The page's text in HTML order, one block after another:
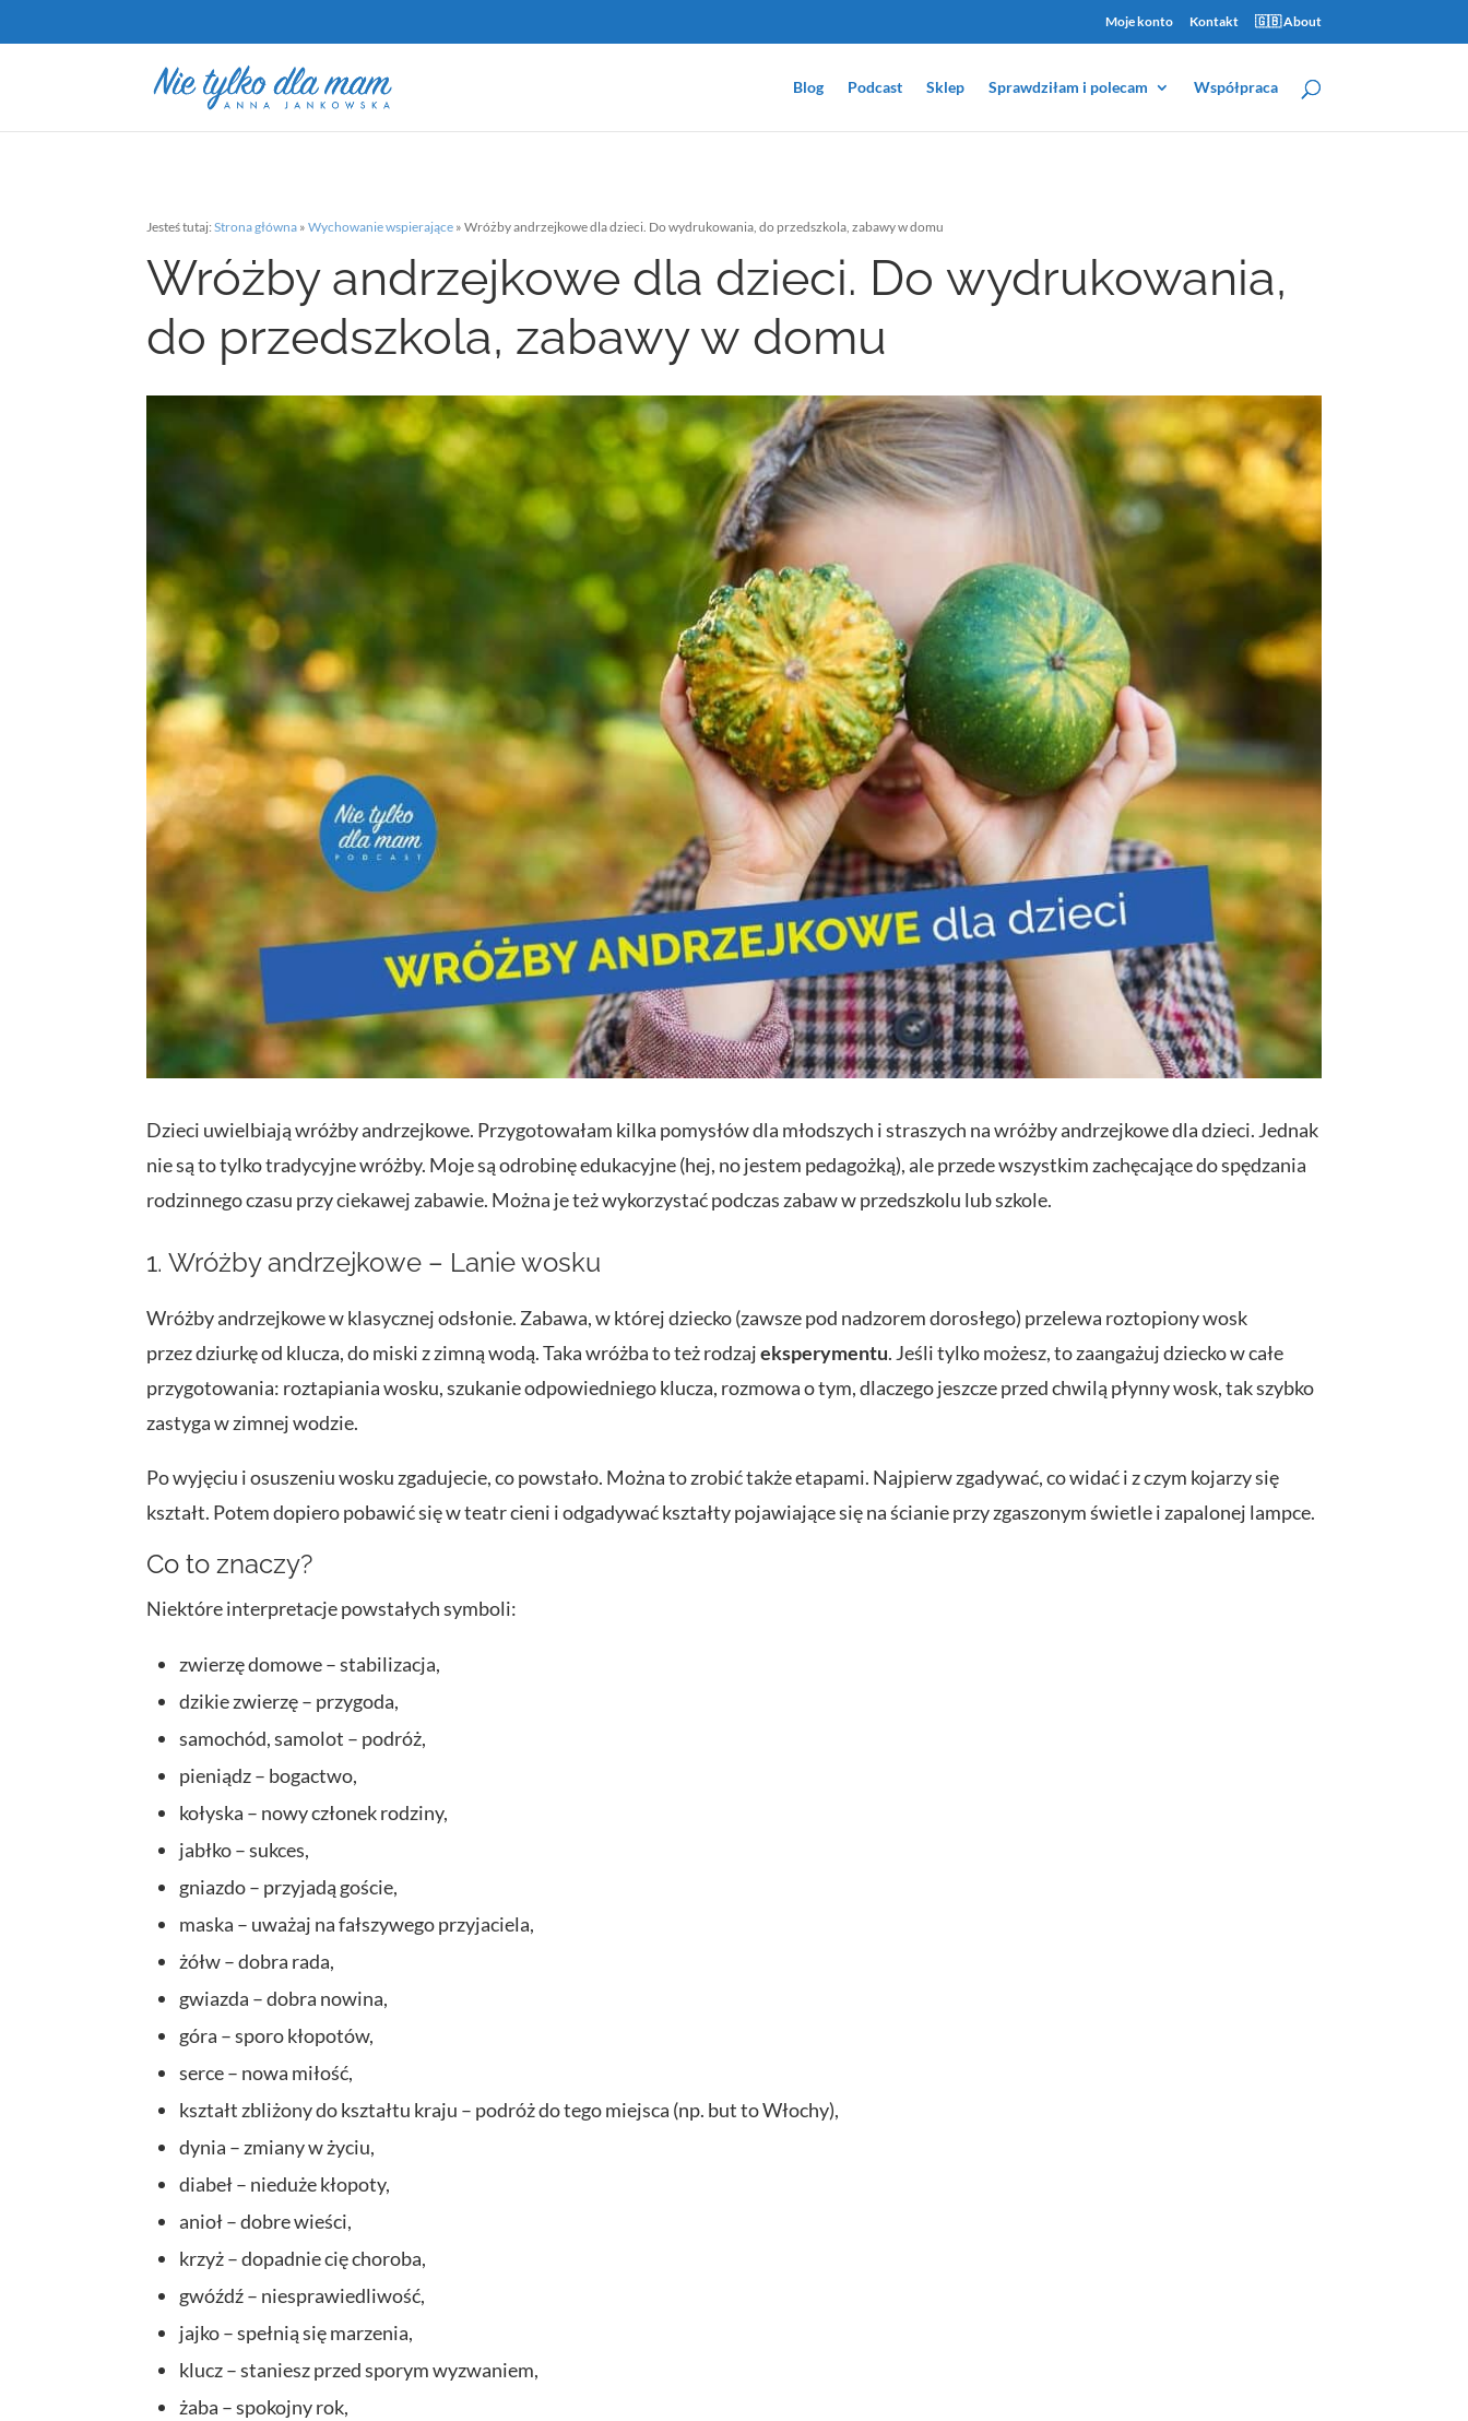
Moje konto Kontakt 🇬🇧 About
Blog Podcast Sklep Sprawdziłam i polecam Współpraca
Jesteś tutaj:Strona główna »Wychowanie wspierające »Wróżby andrzejkowe dla dzieci. Do wydrukowania, do przedszkola, zabawy w domu
Wróżby andrzejkowe dla dzieci. Do wydrukowania,
do przedszkola, zabawy w domu
Dzieci uwielbiają wróżby andrzejkowe. Przygotowałam kilka pomysłów dla młodszych i straszych na wróżby andrzejkowe dla dzieci. Jednak
nie są to tylko tradycyjne wróżby. Moje są odrobinę edukacyjne (hej, no jestem pedagożką), ale przede wszystkim zachęcające do spędzania
rodzinnego czasu przy ciekawej zabawie. Można je też wykorzystać podczas zabaw w przedszkolu lub szkole.
1. Wróżby andrzejkowe – Lanie wosku
Wróżby andrzejkowe w klasycznej odsłonie. Zabawa, w której dziecko (zawsze pod nadzorem dorosłego) przelewa roztopiony wosk
przez dziurkę od klucza, do miski z zimną wodą. Taka wróżba to też rodzajeksperymentu. Jeśli tylko możesz, to zaangażuj dziecko w całe
przygotowania: roztapiania wosku, szukanie odpowiedniego klucza, rozmowa o tym, dlaczego jeszcze przed chwilą płynny wosk, tak szybko
zastyga w zimnej wodzie.
Po wyjęciu i osuszeniu wosku zgadujecie, co powstało. Można to zrobić także etapami. Najpierw zgadywać, co widać i z czym kojarzy się
kształt. Potem dopiero pobawić się w teatr cieni i odgadywać kształty pojawiające się na ścianie przy zgaszonym świetle i zapalonej lampce.
Co to znaczy?
Niektóre interpretacje powstałych symboli:
zwierzę domowe – stabilizacja,
dzikie zwierzę – przygoda,
samochód, samolot – podróż,
pieniądz – bogactwo,
kołyska – nowy członek rodziny,
jabłko – sukces,
gniazdo – przyjadą goście,
maska – uważaj na fałszywego przyjaciela,
żółw – dobra rada,
gwiazda – dobra nowina,
góra – sporo kłopotów,
serce – nowa miłość,
kształt zbliżony do kształtu kraju – podróż do tego miejsca (np. but to Włochy),
dynia – zmiany w życiu,
diabeł – nieduże kłopoty,
anioł – dobre wieści,
krzyż – dopadnie cię choroba,
gwóźdź – niesprawiedliwość,
jajko – spełnią się marzenia,
klucz – staniesz przed sporym wyzwaniem,
żaba – spokojny rok,